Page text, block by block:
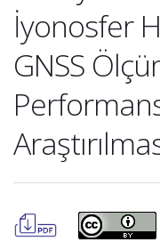
İyonosfer
GNSS